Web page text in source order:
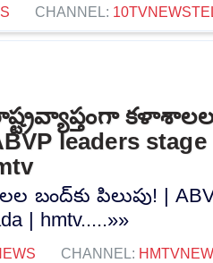
CHANNEL:
కళాశాలల
leaders
బంద్‌కు పిలుపు! |
| hmtv.....»»
CHANNEL: